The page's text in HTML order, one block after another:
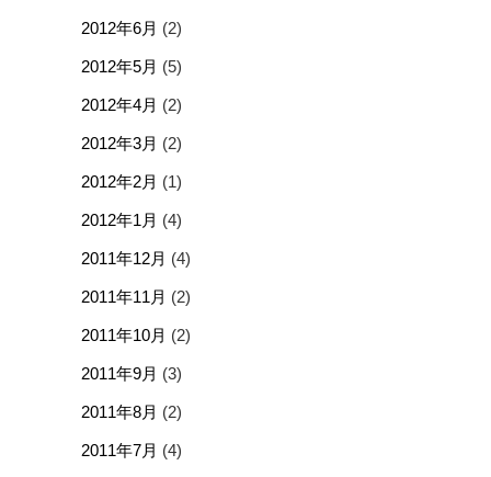
2012年6月 (2)
2012年5月 (5)
2012年4月 (2)
2012年3月 (2)
2012年2月 (1)
2012年1月 (4)
2011年12月 (4)
2011年11月 (2)
2011年10月 (2)
2011年9月 (3)
2011年8月 (2)
2011年7月 (4)